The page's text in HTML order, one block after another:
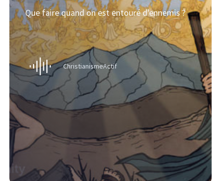
Que faire quand on est entouré d'ennemis ?
ChristianismeActif